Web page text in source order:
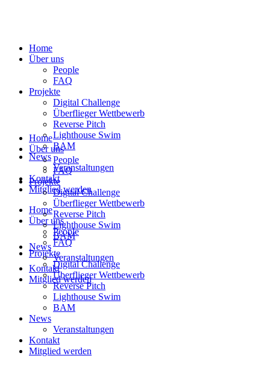
Home
Über uns
People
FAQ
Projekte
Digital Challenge
Überflieger Wettbewerb
Reverse Pitch
Lighthouse Swim
BAM
News
Veranstaltungen
Kontakt
Mitglied werden
Home
Über uns
People
FAQ
Projekte
Digital Challenge
Überflieger Wettbewerb
Reverse Pitch
Lighthouse Swim
BAM
News
Veranstaltungen
Kontakt
Mitglied werden
Home
Über uns
People
FAQ
Projekte
Digital Challenge
Überflieger Wettbewerb
Reverse Pitch
Lighthouse Swim
BAM
News
Veranstaltungen
Kontakt
Mitglied werden